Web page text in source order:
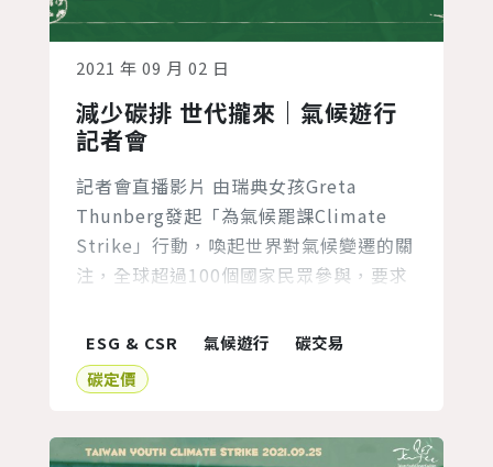
2021 年 09 月 02 日
減少碳排 世代攏來｜氣候遊行
記者會
記者會直播影片 由瑞典女孩Greta
Thunberg發起「為氣候罷課Climate
Strike」行動，喚起世界對氣候變遷的關
注，全球超過100個國家民眾參與，要求
開始即積極響應國際號召，並針對台灣氣
候未來提出青年觀點。 2021年，看見世
界各地發生極端天氣事件，並在台灣歷經
擊歷歷在目，擔心這就是我們要生活的未
ESG & CSR 氣候遊行
碳交易
碳定價